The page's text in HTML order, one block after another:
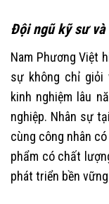
Đội ngũ kỹ sư và
Nam Phương Việt
sự không chỉ giỏi
kinh nghiệm lâu
nghiệp. Nhân sự
cùng công nhân
phẩm có chất
phát triển bền